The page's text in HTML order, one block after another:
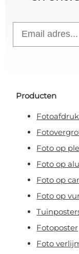
Producten
Foto op
Foto op
Foto op
Foto op
Fotoposter
Foto